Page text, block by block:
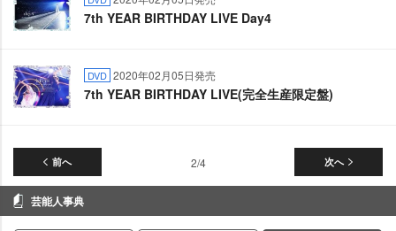
7th YEAR BIRTHDAY LIVE Day4
DVD 2020年02月05日発売
7th YEAR BIRTHDAY LIVE(完全生産限定盤)
前へ 次へ
2/4
芸能人事典